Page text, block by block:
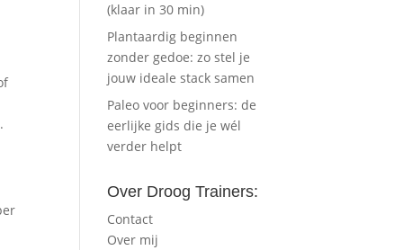
(klaar in 30 min)
Plantaardig beginnen
zonder gedoe: zo stel je
jouw ideale stack samen
Paleo voor beginners: de
eerlijke gids die je wél
verder helpt
Over Droog Trainers:
Contact
Over mij